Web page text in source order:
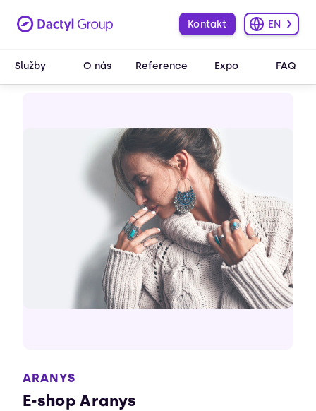
Služby O nás Reference Expo FAQ
Kontakt EN
ARANYS
E-shop Aranys